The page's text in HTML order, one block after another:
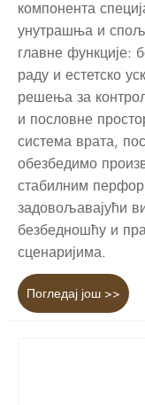
компонента
унутрашња и
главне функције:
раду и естетско
решења за
и пословне
система врата,
обезбедимо
стабилним
задовољавајући
безбедношћу и
сценаријима.
Погледај још >>